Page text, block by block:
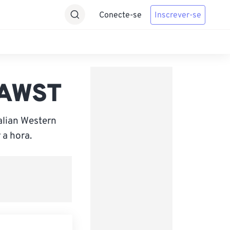
Conecte-se Inscrever-se
Western
hora.